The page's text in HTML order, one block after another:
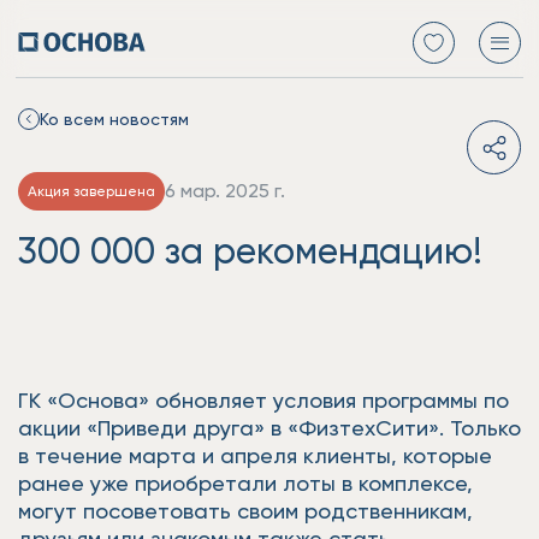
Ко всем новостям
Акция завершена 6 мар. 2025 г.
300 000 за рекомендацию!
ГК «Основа» обновляет условия программы по
акции «Приведи друга» в «ФизтехСити». Только
в течение марта и апреля клиенты, которые
ранее уже приобретали лоты в комплексе,
могут посоветовать своим родственникам,